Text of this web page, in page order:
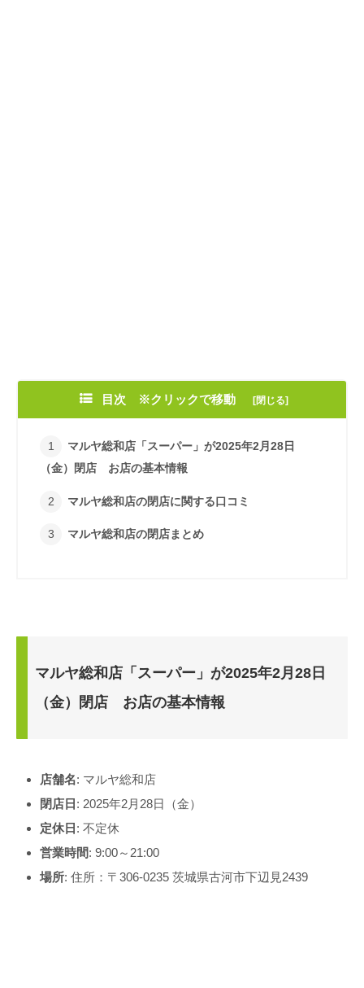
目次 ※クリックで移動
マルヤ総和店「スーパー」が2025年2月28日
（金）閉店 お店の基本情報
マルヤ総和店の閉店に関する口コミ
マルヤ総和店の閉店まとめ
マルヤ総和店「スーパー」が2025年2月28日
（金）閉店 お店の基本情報
店舗名: マルヤ総和店
閉店日 : 2025年2月28日（金）
定休日 : 不定休
営業時間: 9:00～21:00
場所: 住所：〒306-0235 茨城県古河市下辺見2439